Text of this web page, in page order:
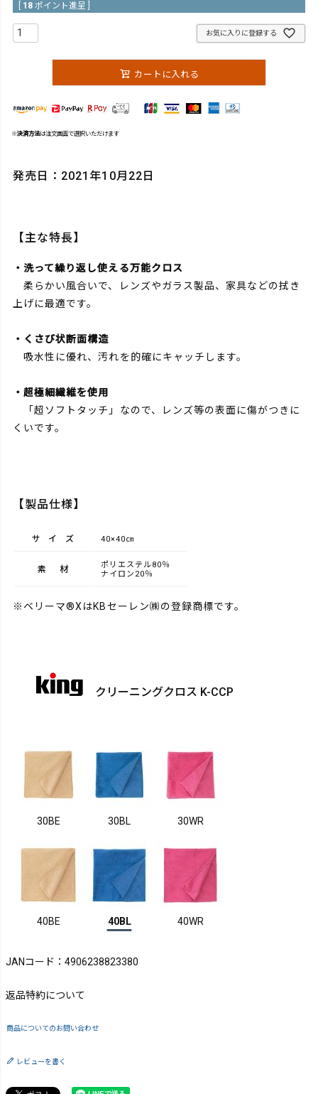
18 ポイント進呈 ]
お気に入りに登録する
カートに入れる
※決済方法は注文画面で選択いただけます
発売日：2021年10月22日
【主な特長】
・洗って繰り返し使える万能クロス
柔らかい風合いで、レンズやガラス製品、家具などの拭き
上げに最適です。
・くさび状断面構造
吸水性に優れ、汚れを的確にキャッチします。
・超極細繊維を使用
「超ソフトタッチ」なので、レンズ等の表面に傷がつきに
くいです。
【製品仕様】
サイズ 40×40㎝
素材
ポリエステル80％
ナイロン20％
※ベリーマ®XはKBセーレン㈱の登録商標です。
クリーニングクロス K-CCP
30BE 30BL 30WR
40BE 40BL 40WR
JANコード：4906238823380
返品特約について
商品についてのお問い合わせ
レビューを書く